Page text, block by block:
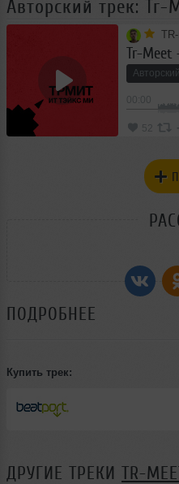
Авторский трек:
Tr-Meet
52
ПОДРОБНЕЕ
Купить трек:
ДРУГИЕ ТРЕКИ TR-